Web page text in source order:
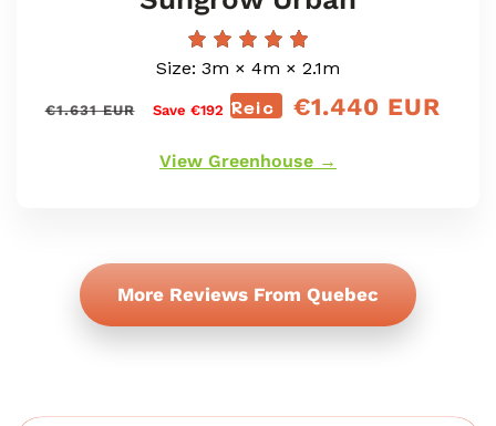
Size: 3m × 4m × 2.1m
Prìs
€1.631 EUR Save €192 Reic
Prìs
€1.440 EUR
View Greenhouse →
More Reviews From Quebec